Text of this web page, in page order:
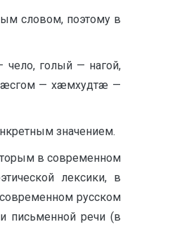
словом, поэтому в
чело, голый — нагой,
— хæмхудтæ —
значением.
в современном
лексики, в
русском
письменной речи (в